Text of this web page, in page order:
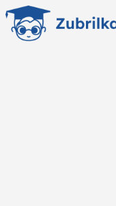
Перейти
содержанию